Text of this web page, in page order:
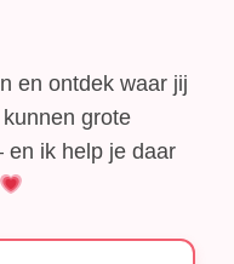
en ontdek waar jij
grote
ik help je daar